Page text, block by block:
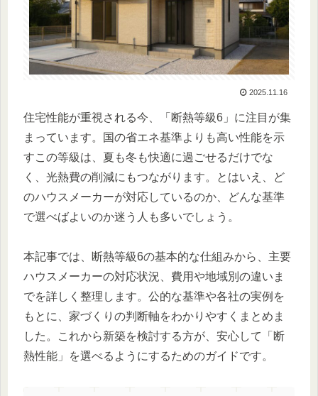
2025.11.16
住宅性能が重視される今、「断熱等級6」に注目が集
まっています。国の省エネ基準よりも高い性能を示
すこの等級は、夏も冬も快適に過ごせるだけでな
く、光熱費の削減にもつながります。とはいえ、ど
のハウスメーカーが対応しているのか、どんな基準
で選べばよいのか迷う人も多いでしょう。
本記事では、断熱等級6の基本的な仕組みから、主要
ハウスメーカーの対応状況、費用や地域別の違いま
でを詳しく整理します。公的な基準や各社の実例を
もとに、家づくりの判断軸をわかりやすくまとめま
した。これから新築を検討する方が、安心して「断
熱性能」を選べるようにするためのガイドです。